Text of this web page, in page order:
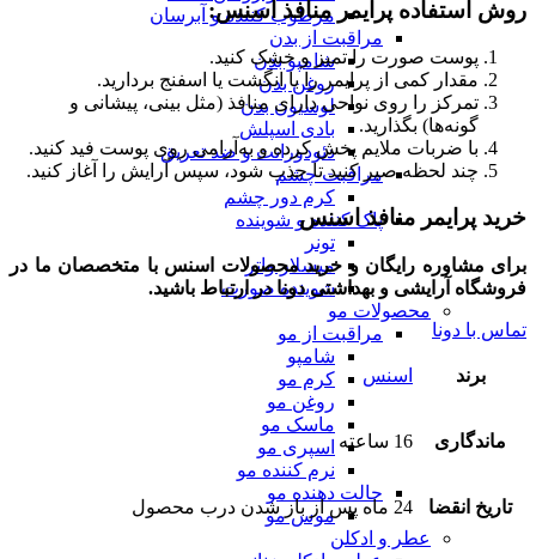
مرطوب کننده و آبرسان
مراقبت از بدن
شامپو بدن
روغن بدن
لوسیون بدن
بادی اسپلش
دئودورانت و ضد تعریق
مراقبت چشم
کرم دور چشم
پاک کننده و شوینده
تونر
میسلار واتر
شوینده صورت
محصولات مو
مراقبت از مو
شامپو
کرم مو
روغن مو
ماسک مو
اسپری مو
نرم کننده مو
حالت دهنده مو
موس مو
عطر و ادکلن
روش استفاده پرایمر منافذ اسنس:
پوست صورت را تمیز و خشک کنید.
مقدار کمی از پرایمر را با انگشت یا اسفنج بردارید.
تمرکز را روی نواحی دارای منافذ (مثل بینی، پیشانی و
گونه‌ها) بگذارید.
با ضربات ملایم پخش کرده و به‌آرامی روی پوست فید کنید.
چند لحظه صبر کنید تا جذب شود، سپس آرایش را آغاز کنید.
خرید پرایمر منافذ اسنس
برای مشاوره رایگان و خرید محصولات اسنس با متخصصان ما در
فروشگاه آرایشی و بهداشتی دونا در ارتباط باشید.
تماس با دونا
برند اسنس
ماندگاری 16 ساعته
تاریخ انقضا 24 ماه پس از باز شدن درب محصول